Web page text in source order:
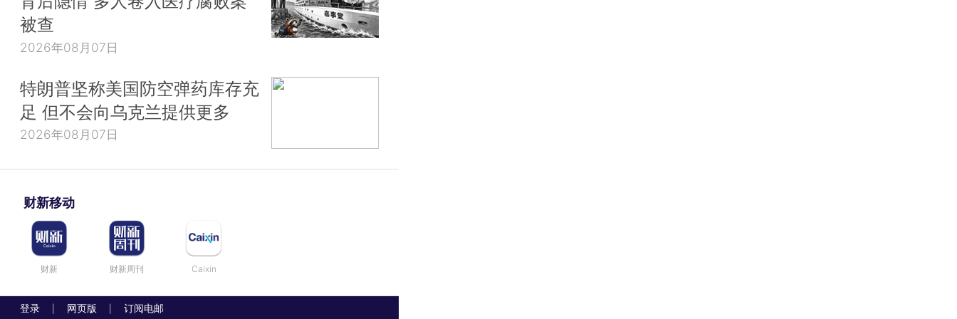
被查
2026年08月07日
特朗普坚称美国防空弹药库存充
足 但不会向乌克兰提供更多
2026年08月07日
财新移动
财新 财新周刊 Caixin
登录 网页版 订阅电邮